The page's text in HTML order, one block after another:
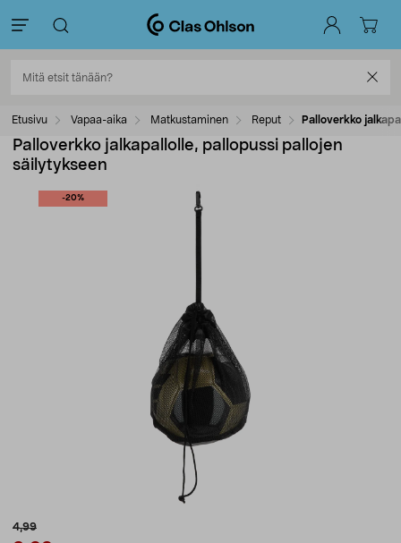
Etusivu Vapaa-aika Matkustaminen Reput Palloverkko
Palloverkko jalkapallolle, pallopussi pallojen
säilytykseen
-20%
4,99